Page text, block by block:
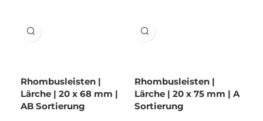
Premium-Sortierung:
Hochwertige AB-Sortierung für
Optimale Trocknung:
Kammergetrocknet auf 12 % (±
2 %) Restfeuchte für minimiertes Verzugsverhalten.
Perfekter Wasserabfluss:
Die Rautenform schützt die
Rhombusleisten |
Lärche | 20 x 68 mm |
AB Sortierung
Rhombusleisten |
Lärche | 20 x 75 mm | A
Sortierung